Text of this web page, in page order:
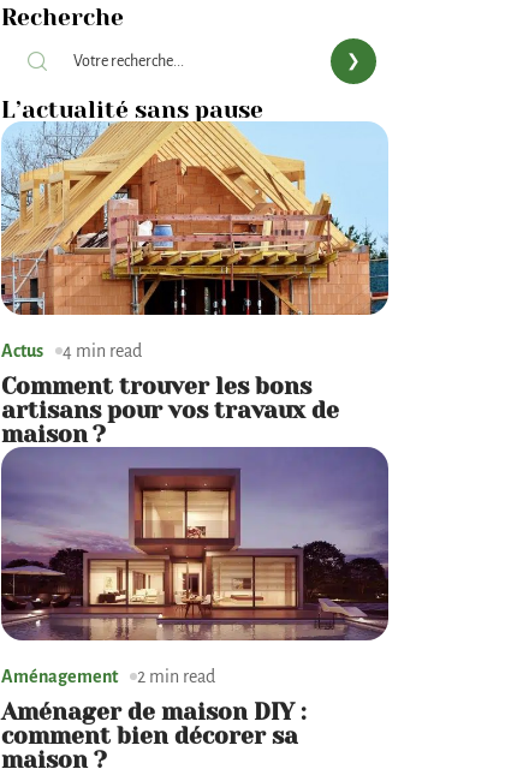
Recherche
L’actualité sans pause
Actus 4 min read
Comment trouver les bons
artisans pour vos travaux de
maison ?
Aménagement 2 min read
Aménager de maison DIY :
comment bien décorer sa
maison ?